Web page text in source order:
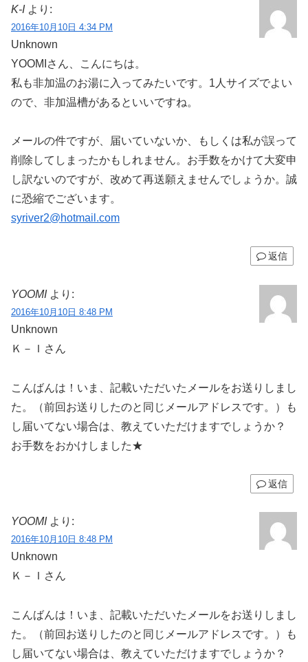
K-I より:
2016年10月10日 4:34 PM
Unknown
YOOMIさん、こんにちは。
私も非加温のお湯に入ってみたいです。1人サイズでよい
ので、非加温槽があるといいですね。
メールの件ですが、届いていないか、もしくは私が誤って
削除してしまったかもしれません。お手数をかけて大変申
し訳ないのですが、改めて再送願えませんでしょうか。誠
に恐縮でございます。
syriver2@hotmail.com
返信
YOOMI より:
2016年10月10日 8:48 PM
Unknown
Ｋ－Ｉさん
こんばんは！いま、記載いただいたメールをお送りしまし
た。（前回お送りしたのと同じメールアドレスです。）も
し届いてない場合は、教えていただけますでしょうか？
お手数をおかけしました★
返信
YOOMI より:
2016年10月10日 8:48 PM
Unknown
Ｋ－Ｉさん
こんばんは！いま、記載いただいたメールをお送りしまし
た。（前回お送りしたのと同じメールアドレスです。）も
し届いてない場合は、教えていただけますでしょうか？